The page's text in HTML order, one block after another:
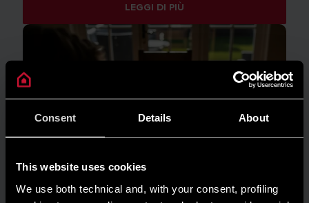
Consent Details About
This website uses cookies
We use both technical and, with your consent, profiling
LEGGI DI PIÙ